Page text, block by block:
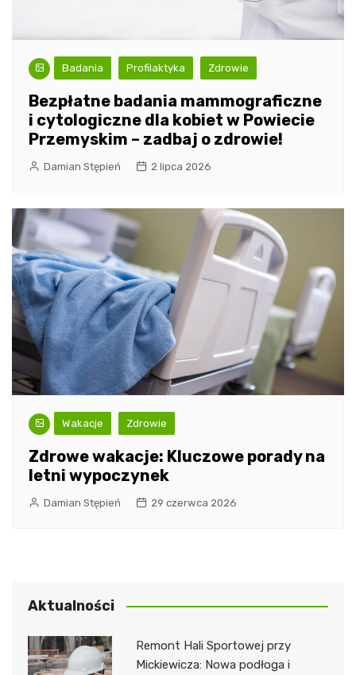
Badania Profilaktyka Zdrowie
Bezpłatne badania mammograficzne
i cytologiczne dla kobiet w Powiecie
Przemyskim – zadbaj o zdrowie!
Damian Stępień 2 lipca 2026
Wakacje Zdrowie
Zdrowe wakacje: Kluczowe porady na
letni wypoczynek
Damian Stępień 29 czerwca 2026
Aktualności
Remont Hali Sportowej przy
Mickiewicza: Nowa podłoga i